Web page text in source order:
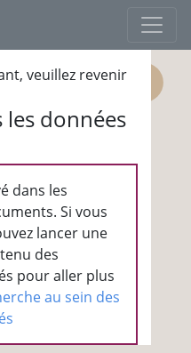
veuillez revenir
les données
dans les
Si vous
lancer une
des
pour aller plus
au sein des